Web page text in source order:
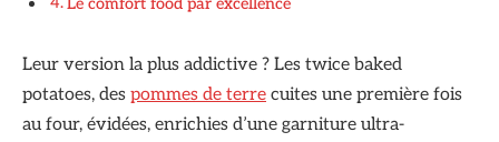
Le comfort food par excellence
Leur version la plus addictive ? Les twice baked
potatoes, des pommes de terre cuites une première fois
au four, évidées, enrichies d’une garniture ultra-